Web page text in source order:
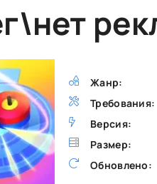
Жанр:
Требования:
Версия:
Размер:
Обновлено: